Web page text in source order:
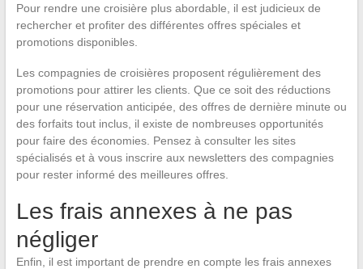
Pour rendre une croisière plus abordable, il est judicieux de
rechercher et profiter des différentes offres spéciales et
promotions disponibles.
Les compagnies de croisières proposent régulièrement des
promotions pour attirer les clients. Que ce soit des réductions
pour une réservation anticipée, des offres de dernière minute ou
des forfaits tout inclus, il existe de nombreuses opportunités
pour faire des économies. Pensez à consulter les sites
spécialisés et à vous inscrire aux newsletters des compagnies
pour rester informé des meilleures offres.
Les frais annexes à ne pas
négliger
Enfin, il est important de prendre en compte les frais annexes